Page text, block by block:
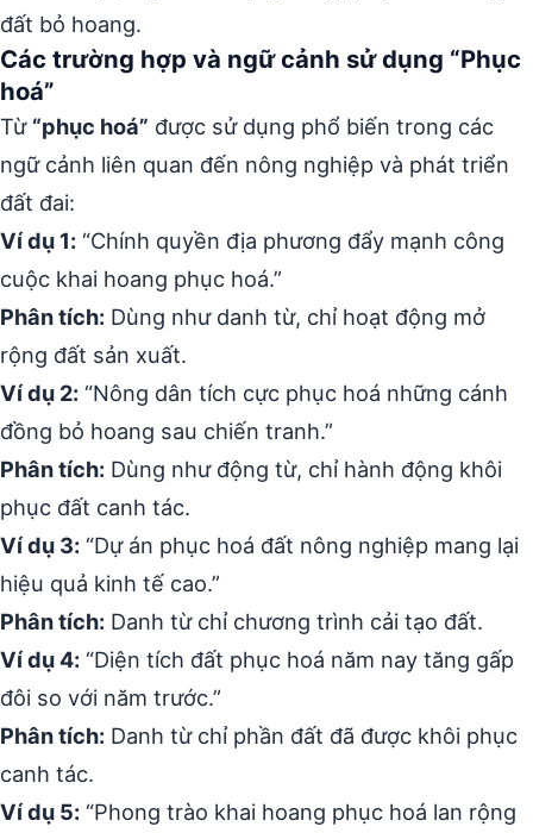
đất bỏ hoang.
Các trường hợp và ngữ cảnh sử dụng “Phục
hoá”
Từ “phục hoá” được sử dụng phổ biến trong các
ngữ cảnh liên quan đến nông nghiệp và phát triển
đất đai:
Ví dụ 1: “Chính quyền địa phương đẩy mạnh công
cuộc khai hoang phục hoá.”
Phân tích: Dùng như danh từ, chỉ hoạt động mở
rộng đất sản xuất.
Ví dụ 2: “Nông dân tích cực phục hoá những cánh
đồng bỏ hoang sau chiến tranh.”
Phân tích: Dùng như động từ, chỉ hành động khôi
phục đất canh tác.
Ví dụ 3: “Dự án phục hoá đất nông nghiệp mang lại
hiệu quả kinh tế cao.”
Phân tích: Danh từ chỉ chương trình cải tạo đất.
Ví dụ 4: “Diện tích đất phục hoá năm nay tăng gấp
đôi so với năm trước.”
Phân tích: Danh từ chỉ phần đất đã được khôi phục
canh tác.
Ví dụ 5: “Phong trào khai hoang phục hoá lan rộng